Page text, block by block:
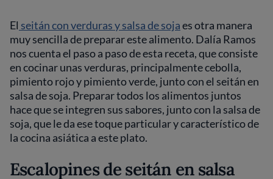
El seitán con verduras y salsa de sojaes otra manera
muy sencilla de preparar este alimento. Dalía Ramos
nos cuenta el paso a paso de esta receta, que consiste
en cocinar unas verduras, principalmente cebolla,
pimiento rojo y pimiento verde, junto con el seitán en
salsa de soja. Preparar todos los alimentos juntos
hace que se integren sus sabores, junto con la salsa de
soja, que le da ese toque particular y característico de
la cocina asiática a este plato.
Escalopines de seitán en salsa